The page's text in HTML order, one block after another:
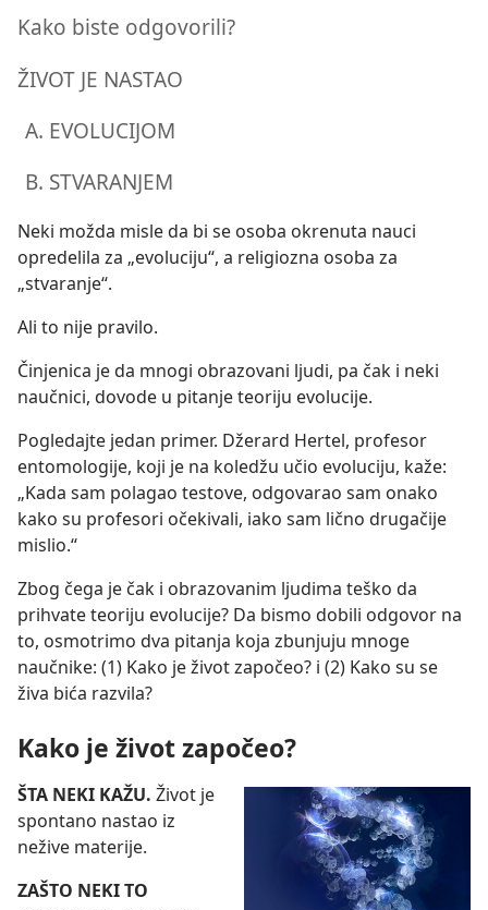
Kako biste odgovorili?
ŽIVOT JE NASTAO
EVOLUCIJOM
STVARANJEM
Neki možda misle da bi se osoba okrenuta nauci
opredelila za „evoluciju“, a religiozna osoba za
„stvaranje“.
Ali to nije pravilo.
Činjenica je da mnogi obrazovani ljudi, pa čak i neki
naučnici, dovode u pitanje teoriju evolucije.
Pogledajte jedan primer. Džerard Hertel, profesor
entomologije, koji je na koledžu učio evoluciju, kaže:
„Kada sam polagao testove, odgovarao sam onako
kako su profesori očekivali, iako sam lično drugačije
mislio.“
Zbog čega je čak i obrazovanim ljudima teško da
prihvate teoriju evolucije? Da bismo dobili odgovor na
to, osmotrimo dva pitanja koja zbunjuju mnoge
naučnike: (1) Kako je život započeo? i (2) Kako su se
živa bića razvila?
Kako je život započeo?
ŠTA NEKI KAŽU. Život je
spontano nastao iz
nežive materije.
ZAŠTO NEKI TO